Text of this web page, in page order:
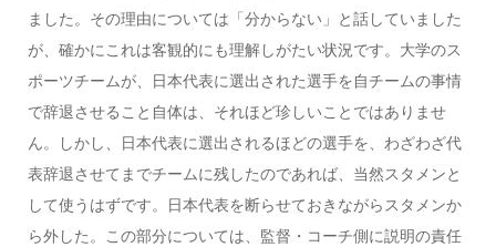
ました。その理由については「分からない」と話していました
が、確かにこれは客観的にも理解しがたい状況です。大学のス
ポーツチームが、日本代表に選出された選手を自チームの事情
で辞退させること自体は、それほど珍しいことではありませ
ん。しかし、日本代表に選出されるほどの選手を、わざわざ代
表辞退させてまでチームに残したのであれば、当然スタメンと
して使うはずです。日本代表を断らせておきながらスタメンか
ら外した。この部分については、監督・コーチ側に説明の責任